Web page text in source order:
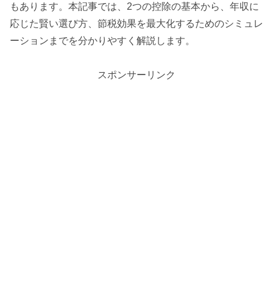
もあります。本記事では、2つの控除の基本から、年収に
応じた賢い選び方、節税効果を最大化するためのシミュレ
ーションまでを分かりやすく解説します。
スポンサーリンク